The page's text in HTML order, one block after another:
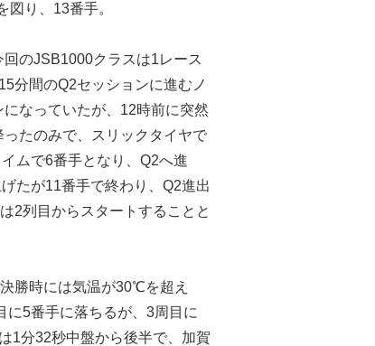
り、13番手。
のJSB1000クラスは1レース
分間のQ2セッションに進むノ
なっていたが、12時前に突然
たのみで、スリックタイヤで
ムで6番手となり、Q2へ進
たが11番手で終わり、Q2進出
2列目からスタートすることと
勝時には気温が30℃を超え
に5番手に落ちるが、3周目に
1分32秒中盤から後半で、加賀